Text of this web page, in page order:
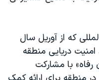
که از آوریل سال
دریایی منطقه
با مشارکت